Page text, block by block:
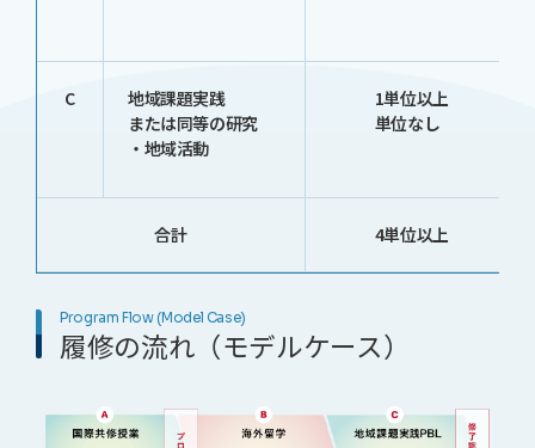
C
地域課題実践
または同等の研究
・地域活動
1単位以上
単位なし
合計 4単位以上
Program Flow (Model Case)
履修の流れ（モデルケース）